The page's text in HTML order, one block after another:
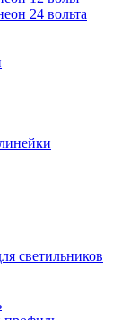
24 вольта
светильников